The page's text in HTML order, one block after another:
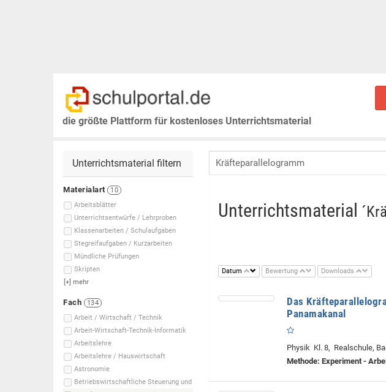
die größte Plattform für kostenloses Unterrichtsmaterial
Unterrichtsmaterial filtern
Materialart
10
Arbeitsblätter
Unterrichtsentwürfe / Lehrproben
Klassenarbeiten / Schulaufgaben
Stegreifaufgaben / Kurzarbeiten
Mündliche Prüfungen
Skripten
[+] mehr
Fach
134
Arbeit / Wirtschaft / Technik
Arbeit-Wirtschaft-Technik-Informatik
Arbeitslehre
Arbeitslehre / Hauswirtschaft
Astronomie
Betriebswirtschaftliche Steuerung und
Unterrichtsmaterial
Datum Bewertung Downloads
Das
Panamakanal
Physik Kl. 8, Realschule,
Methode: Experiment -